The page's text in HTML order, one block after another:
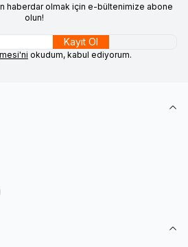
haberdar olmak için e-bültenimize abone
olun!
Kayıt Ol
okudum, kabul ediyorum.